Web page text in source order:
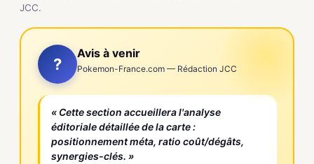
JCC.
?
Avis à venir
Pokemon-France.com — Rédaction JCC
« Cette section accueillera l'analyse
éditoriale détaillée de la carte :
positionnement méta, ratio coût/dégâts,
synergies-clés. »